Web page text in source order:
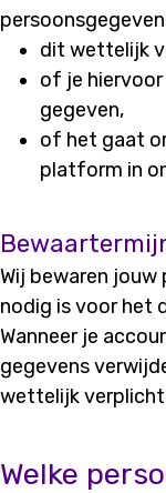
dit wettelijk
of je
gegeven,
of het gaat
platform in
Wij bewaren
nodig is voor het
Wanneer je
gegevens
wettelijk verplicht
Welke